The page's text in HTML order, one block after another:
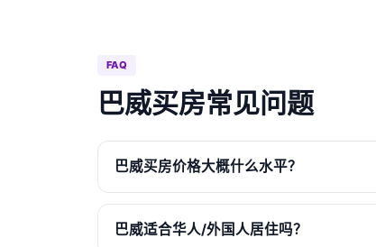
FAQ
巴威买房常见问题
巴威买房价格大概什么水平？
巴威适合华人/外国人居住吗？